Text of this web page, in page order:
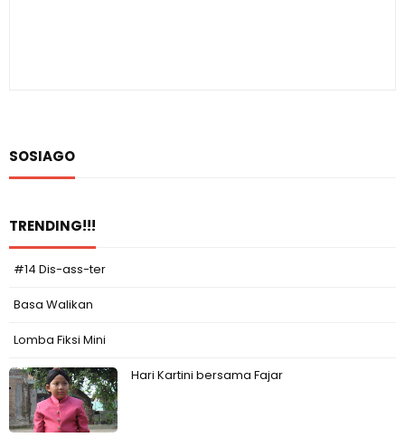
SOSIAGO
TRENDING!!!
#14 Dis-ass-ter
Basa Walikan
Lomba Fiksi Mini
Hari Kartini bersama Fajar